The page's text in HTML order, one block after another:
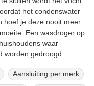
het condenswater
hoef je deze nooit meer
Een wasdroger op
waar
worden gedroogd.
Aansluiting per merk